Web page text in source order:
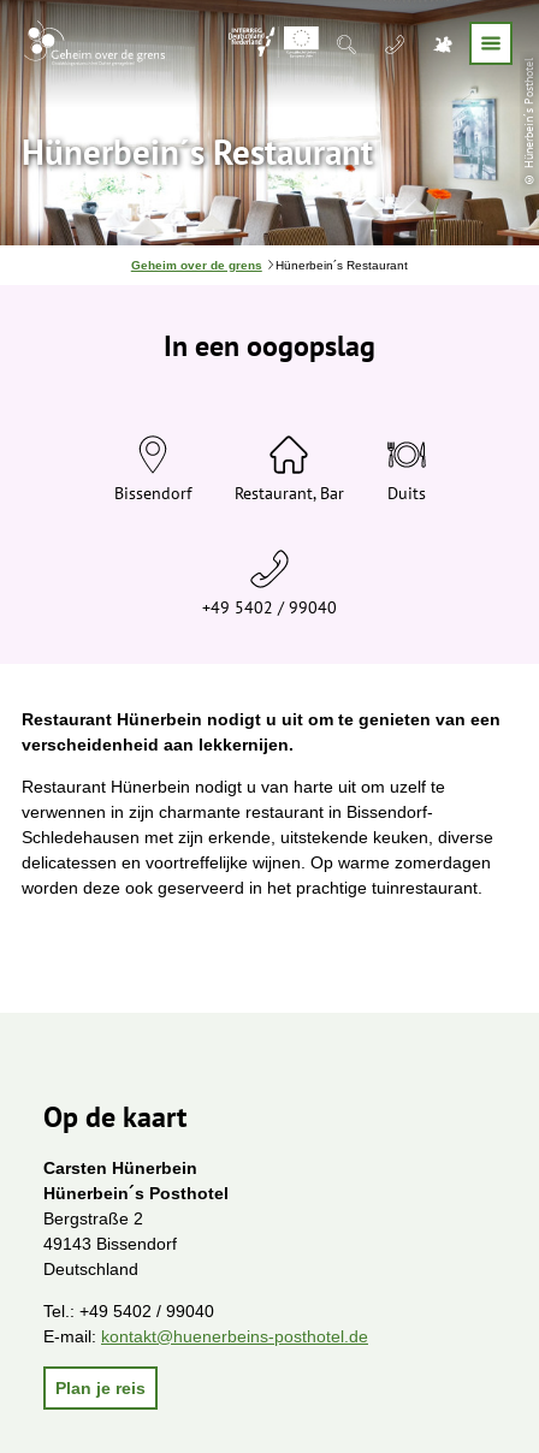
© Hünerbein´s Posthotel
Hünerbein´s Restaurant
J
e
Geheim over de grens Hünerbein´s Restaurant
In een oogopslag
Bissendorf Restaurant, Bar Duits
+49 5402 / 99040
Restaurant Hünerbein nodigt u uit om te genieten van een
verscheidenheid aan lekkernijen.
Restaurant Hünerbein nodigt u van harte uit om uzelf te
verwennen in zijn charmante restaurant in Bissendorf-
Schledehausen met zijn erkende, uitstekende keuken, diverse
delicatessen en voortreffelijke wijnen. Op warme zomerdagen
worden deze ook geserveerd in het prachtige tuinrestaurant.
Op de kaart
Carsten Hünerbein
Hünerbein´s Posthotel
Bergstraße 2
49143 Bissendorf
Deutschland
Tel.: +49 5402 / 99040
E-mail: kontakt@huenerbeins-posthotel.de
Plan je reis